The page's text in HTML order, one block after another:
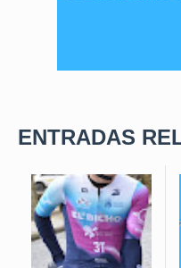
ENTRADAS